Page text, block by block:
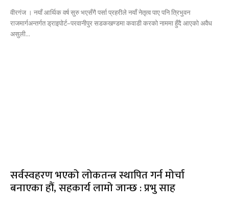
वीरगंज । नयाँ आर्थिक वर्ष सुरु भएसँगै पर्सा प्रहरीले नयाँ नेतृत्व पाए पनि त्रिभुवन
राजमार्गअन्तर्गत ड्राइपोर्ट–परवानीपुर सडकखण्डमा कवाडी करको नाममा हुँदै आएको अवैध
असुली...
सर्वस्वहरण भएको लोकतन्त्र स्थापित गर्न मोर्चा
बनाएका हौं, सहकार्य लामो जान्छ : प्रभु साह